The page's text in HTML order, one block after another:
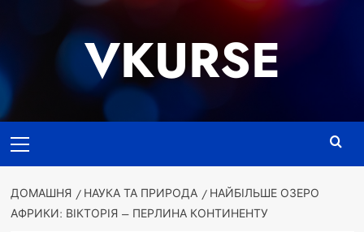
VKURSE
меню
ДОМАШНЯ НАУКА ТА ПРИРОДА
НАЙБІЛЬШЕ ОЗЕРО
АФРИКИ: ВІКТОРІЯ – ПЕРЛИНА КОНТИНЕНТУ